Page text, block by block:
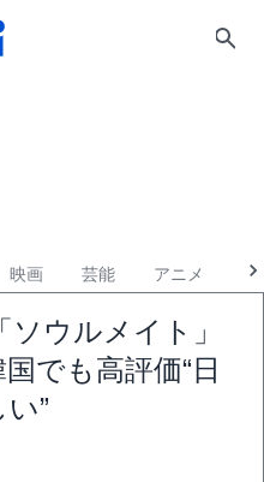
映画 芸能 アニメ
ウルメイト」
でも高評価“日
”